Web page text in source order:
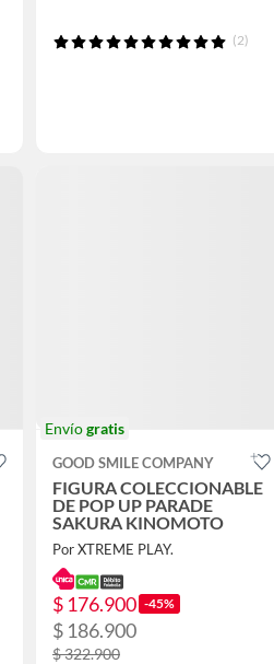
(2)
Envíogratis
GOOD SMILE COMPANY
FIGURA COLECCIONABLE
DE POP UP PARADE
SAKURA KINOMOTO
Por XTREME PLAY.
$ 176.900 -45%
$ 186.900
$ 322.900